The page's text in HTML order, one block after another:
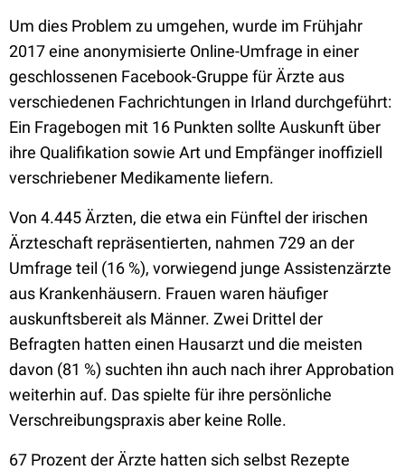
Um dies Problem zu umgehen, wurde im Frühjahr
2017 eine anonymisierte Online-Umfrage in einer
geschlossenen Facebook-Gruppe für Ärzte aus
verschiedenen Fachrichtungen in Irland durchgeführt:
Ein Fragebogen mit 16 Punkten sollte Auskunft über
ihre Qualifikation sowie Art und Empfänger inoffiziell
verschriebener Medikamente liefern.
Von 4.445 Ärzten, die etwa ein Fünftel der irischen
Ärzteschaft repräsentierten, nahmen 729 an der
Umfrage teil (16 %), vorwiegend junge Assistenzärzte
aus Krankenhäusern. Frauen waren häufiger
auskunftsbereit als Männer. Zwei Drittel der
Befragten hatten einen Hausarzt und die meisten
davon (81 %) suchten ihn auch nach ihrer Approbation
weiterhin auf. Das spielte für ihre persönliche
Verschreibungspraxis aber keine Rolle.
67 Prozent der Ärzte hatten sich selbst Rezepte